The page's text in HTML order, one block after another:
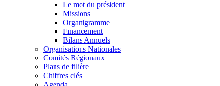
Le mot du président
Missions
Organigramme
Financement
Bilans Annuels
Organisations Nationales
Comités Régionaux
Plans de filière
Chiffres clés
Agenda